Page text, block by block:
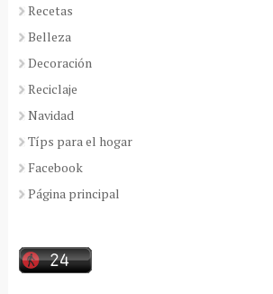
Recetas
Belleza
Decoración
Reciclaje
Navidad
Típs para el hogar
Facebook
Página principal